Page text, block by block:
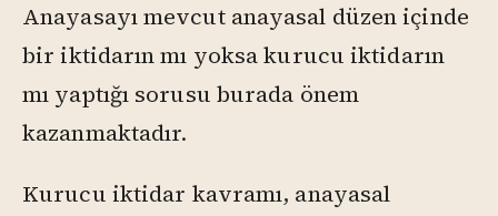
Anayasayı mevcut anayasal düzen içinde
bir iktidarın mı yoksa kurucu iktidarın
mı yaptığı sorusu burada önem
kazanmaktadır.
Kurucu iktidar kavramı, anayasal